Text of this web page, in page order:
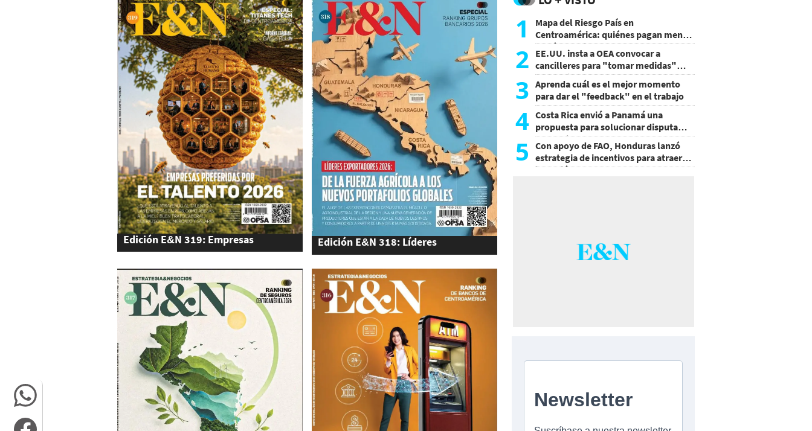
Edición E&N 319: Empresas
Preferidas por el Talento 2026
Edición E&N 318: Líderes
exportadores 2026
1
Mapa del Riesgo País en
Centroamérica: quiénes pagan menos
y cuáles mejoraron
2 EE.UU. insta a OEA convocar a
cancilleres para "tomar medidas"
sobre Nicaragua
3 Aprenda cuál es el mejor momento
para dar el "feedback" en el trabajo
4 Costa Rica envió a Panamá una
propuesta para solucionar disputa
comercial
5
Con apoyo de FAO, Honduras lanzó
estrategia de incentivos para atraer
inversión al agro